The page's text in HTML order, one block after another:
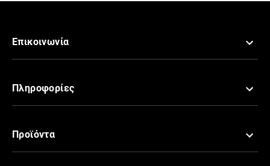
Επικοινωνία
Πληροφορίες
Προϊόντα